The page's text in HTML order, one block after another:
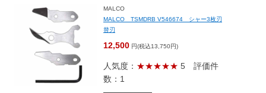
MALCO
MALCO TSMDRB V546674 シャー3枚刃
替刃
12,500 円(税込13,750円)
人気度： ★★★★★ 5 評価件
数：1